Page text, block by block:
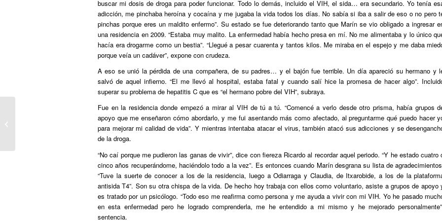
buscar mi dosis de droga para poder funcionar. Todo lo demás, incluido el VIH, el sida… era secundario. Yo tenía
adicción, me pinchaba heroína y cocaína y me jugaba la vida todos los días. No sabía si iba a salir de eso o no pero
pinchas porque eres un maldito enfermo”. Su estado se fue deteriorando tanto que Marín se vio obligado a ingresar
una residencia en 2009. “Estaba muy malito. La enfermedad había hecho presa en mí. No me alimentaba y lo único
hacía era drogarme como un bestia”. “Llegué a pesar cuarenta y tantos kilos. Me miraba en el espejo y me daba
porque veía un cadáver”, expone con crudeza.
A eso se unió la pérdida de una compañera, de su padres… y el bajón fue terrible. Un día apareció su hermano y
salvó de aquel infierno. “El me llevó al hospital, estaba fatal y cuando salí hice la promesa de hacer algo”.
superar su problema de hepatitis C que es “el hermano pobre del VIH”, subraya.
Fue en la residencia donde empezó a mirar al VIH de tú a tú. “Comencé a verlo desde otro prisma, había grupos
apoyo que me enseñaron cómo abordarlo, y me fui asentando más como afectado, al preguntarme qué puedo hacer
para mejorar mi calidad de vida”. Y mientras intentaba atacar el virus, también atacó sus adicciones y se
de la droga.
“No caí porque me pudieron las ganas de vivir”, dice con fiereza Ricardo al recordar aquel periodo. “Y he estado cuatro
cinco años recuperándome, haciéndolo todo a la vez”. Es entonces cuando Marín desgrana su lista de
“Tuve la suerte de conocer a los de la residencia, luego a Odiarraga y Claudia, de Itxarobide, a los de la
antisida T4”. Son su otra chispa de la vida. De hecho hoy trabaja con ellos como voluntario, asiste a grupos de apoyo
es tratado por un psicólogo. “Todo eso me reafirma como persona y me ayuda a vivir con mi VIH. Yo he pasado
en esta enfermedad pero he logrado comprenderla, me he entendido a mi mismo y he mejorado
sentencia.
DEIA: Menores transexuales : “No
me digas mi rey, que soy tu princes...